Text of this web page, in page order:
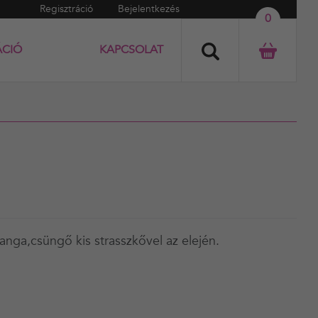
Regisztráció Bejelentkezés
0
KAPCSOLAT
kis strasszkővel az elején.